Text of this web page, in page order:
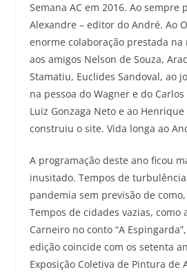
Semana AC em 2016. Ao sempre
Alexandre – editor do André. Ao
enorme colaboração prestada na
aos amigos Nelson de Souza,
Stamatiu, Euclides Sandoval, ao
na pessoa do Wagner e do
Luiz Gonzaga Neto e ao
construiu o site. Vida longa ao
A programação deste ano ficou
inusitado. Tempos de
pandemia sem previsão de
Tempos de cidades vazias, como
Carneiro no conto “A
edição coincide com os setenta
Exposição Coletiva de Pintura de